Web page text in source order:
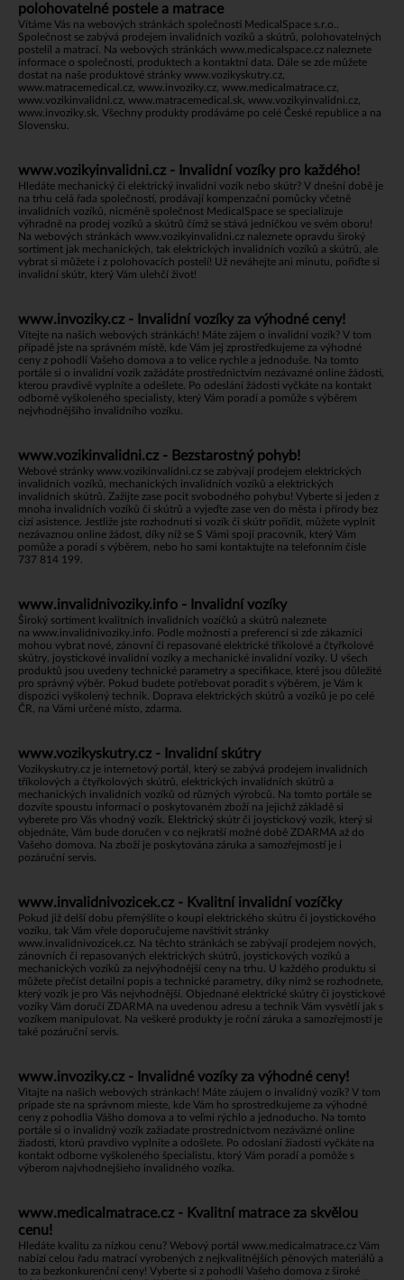
polohovatelné postele a matrace
Vítáme Vás na webových stránkách společnosti MedicalSpace s.r.o..
Společnost se zabývá prodejem invalidních vozíků a skútrů, polohovatelných
postelíl a matrací. Na webových stránkách www.medicalspace.cz naleznete
informace o společnosti, produktech a kontaktní data. Dále se zde můžete
dostat na naše produktové stránky www.vozikyskutry.cz
www.matracemedical.cz www.invoziky.cz www.medicalmatrace.cz
www.vozikinvalidni.cz www.matracemedical.sk www.vozikyinvalidni.cz
www.invoziky.sk . Všechny produkty prodáváme po celé České republice a na
Slovensku.
www.vozikyinvalidni.cz - Invalidní vozíky pro každého!
Hledáte mechanický či elektrický invalidní vozík nebo skútr? V dnešní době je
na trhu celá řada společností, prodávají kompenzační pomůcky včetně
invalidních vozíků, nicméně společnost MedicalSpace se specializuje
výhradně na prodej vozíků a skútrů čímž se stává jedničkou ve svém oboru!
Na webových stránkách www.vozikyinvalidni.cz naleznete opravdu široký
sortiment jak mechanických, tak elektrických invalidních vozíků a skútrů, ale
vybrat si můžete i z polohovacích postelí! Už neváhejte ani minutu, pořiďte si
invalidní skútr, který Vám ulehčí život!
www.invoziky.cz - Invalidní vozíky za výhodné ceny!
Vítejte na našich webových stránkách! Máte zájem o invalidní vozík? V tom
případě jste na správném místě, kde Vám jej zprostředkujeme za výhodné
ceny z pohodlí Vašeho domova a to velice rychle a jednoduše. Na tomto
portále si o invalidní vozík zažádáte prostřednictvím nezávazné online žádosti,
kterou pravdivě vyplníte a odešlete. Po odeslání žádosti vyčkáte na kontakt
odborně vyškoleného specialisty, který Vám poradí a pomůže s výběrem
nejvhodnějšího invalidního vozíku.
www.vozikinvalidni.cz - Bezstarostný pohyb!
Webové stránky www.vozikinvalidni.cz se zabývají prodejem elektrických
invalidních vozíků, mechanických invalidních vozíků a elektrických
invalidních skútrů. Zažijte zase pocit svobodného pohybu! Vyberte si jeden z
mnoha invalidních vozíků či skútrů a vyjeďte zase ven do města i přírody bez
cizí asistence. Jestliže jste rozhodnuti si vozík či skútr pořídit, můžete vyplnit
nezávaznou online žádost, díky níž se S Vámi spojí pracovník, který Vám
pomůže a poradí s výběrem, nebo ho sami kontaktujte na telefonním čísle
737 814 199.
www.invalidnivoziky.info - Invalidní vozíky
Široký sortiment kvalitních invalidních vozíčků a skútrů naleznete
na www.invalidnivoziky.info . Podle možností a preferencí si zde zákazníci
mohou vybrat nové, zánovní či repasované elektrické tříkolové a čtyřkolové
skútry, joystickové invalidní vozíky a mechanické invalidní vozíky. U všech
produktů jsou uvedeny technické parametry a specifikace, které jsou důležité
pro správný výběr. Pokud budete potřebovat poradit s výběrem, je Vám k
dispozici vyškolený technik. Doprava elektrických skútrů a vozíků je po celé
ČR, na Vámi určené místo, zdarma.
www.vozikyskutry.cz - Invalidní skútry
Vozikyskutry.cz je internetový portál, který se zabývá prodejem invalidních
tříkolových a čtyřkolových skútrů, elektrických invalidních skútrů a
mechanických invalidních vozíků od různých výrobců. Na tomto portále se
dozvíte spoustu informací o poskytovaném zboží na jejichž základě si
vyberete pro Vás vhodný vozík. Elektrický skútr či joystickový vozík, který si
objednáte, Vám bude doručen v co nejkratší možné době ZDARMA až do
Vašeho domova. Na zboží je poskytována záruka a samozřejmostí je i
pozáruční servis.
www.invalidnivozicek.cz - Kvalitní invalidní vozíčky
Pokud již delší dobu přemýšlíte o koupi elektrického skútru či joystickového
vozíku, tak Vám vřele doporučujeme navštívit stránky
www.invalidnivozicek.cz . Na těchto stránkách se zabývají prodejem nových,
zánovních či repasovaných elektrických skútrů, joystickových vozíků a
mechanických vozíků za nejvýhodnější ceny na trhu. U každého produktu si
můžete přečíst detailní popis a technické parametry, díky nimž se rozhodnete,
který vozík je pro Vás nejvhodnější. Objednané elektrické skútry či joystickové
vozíky Vám doručí ZDARMA na uvedenou adresu a technik Vám vysvětlí jak s
vozíkem manipulovat. Na veškeré produkty je roční záruka a samozřejmostí je
také pozáruční servis.
www.invoziky.cz - Invalidné vozíky za výhodné ceny!
Vitajte na našich webových stránkach! Máte záujem o invalidný vozík? V tom
prípade ste na správnom mieste, kde Vám ho sprostredkujeme za výhodné
ceny z pohodlia Vášho domova a to veľmi rýchlo a jednoducho. Na tomto
portále si o invalidný vozík zažiadate prostredníctvom nezáväzné online
žiadosti, ktorú pravdivo vyplníte a odošlete. Po odoslaní žiadosti vyčkáte na
kontakt odborne vyškoleného špecialistu, ktorý Vám poradí a pomôže s
výberom najvhodnejšieho invalidného vozíka.
www.medicalmatrace.cz - Kvalitní matrace za skvělou
cenu!
Hledáte kvalitu za nízkou cenu? Webový portál www.medicalmatrace.cz Vám
nabízí celou řadu matrací vyrobených z nejkvalitnějších pěnových materiálů a
to za bezkonkurenční ceny! Vyberte si z pohodlí Vašeho domova z široké